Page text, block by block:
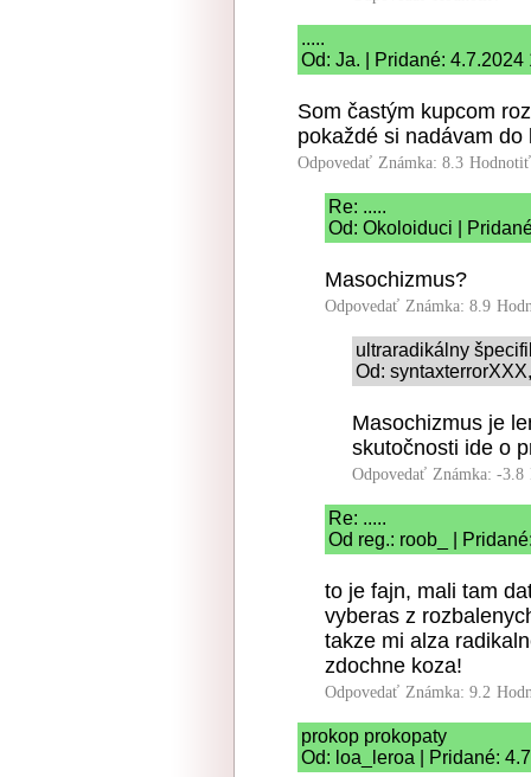
.....
Od: Ja. | Pridané: 4.7.2024
Som častým kupcom
pokaždé si nadávam
Odpovedať Známka: 8.3
Re: .....
Od: Okoloiduci |
Masochizmus?
Odpovedať Známka: 8.9
ultraradikálny
Od:
Masochizmus je
skutočnosti ide o
Odpovedať Známka: -3.8
Re: .....
Od reg.: roob_ |
to je fajn, mali tam
vyberas z
takze mi alza
zdochne koza!
Odpovedať Známka: 9.2
prokop prokopaty
Od: loa_leroa | Pridané: